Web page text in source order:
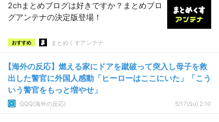
2chまとめブログは好きですか？まとめブロ
グアンテナの決定版登場！
おすすめ まとめくすアンテナ
【海外の反応】燃える家にドアを蹴破って突入し母子を救
出した警官に外国人感動「ヒーローはここにいた」「こう
いう警官をもっと増やせ」
QQQ(海外の反応) 5/17(Su) 2:10